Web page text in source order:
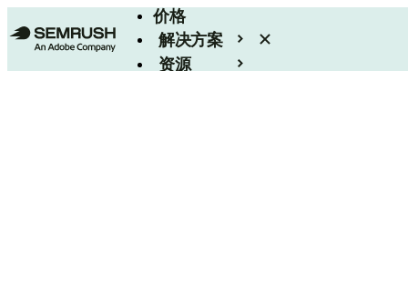
价格
解决方案
资源